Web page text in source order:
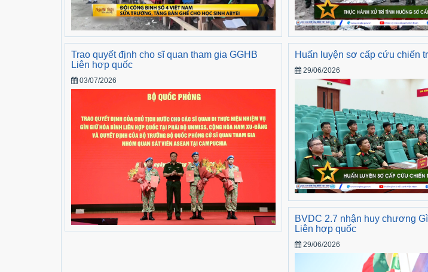
Trao quyết định cho sĩ quan tham gia GGHB
Liên hợp quốc
03/07/2026
Huấn luyện sơ cấp cứu chiến
29/06/2026
BVDC 2.7 nhận huy chương
Liên hợp quốc
29/06/2026